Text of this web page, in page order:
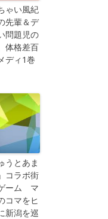
ゃい風紀
先輩＆デ
問題児の
体格差百
ディ1巻
うとあま
コラボ街
ーム マ
コマをヒ
新潟を巡